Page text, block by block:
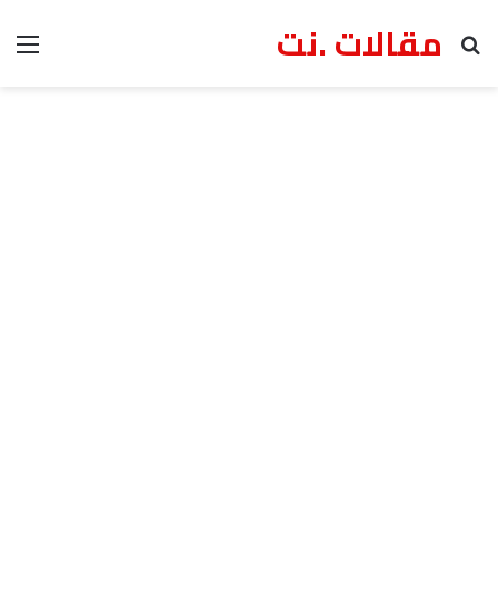
مقالات .نت
بحث عن